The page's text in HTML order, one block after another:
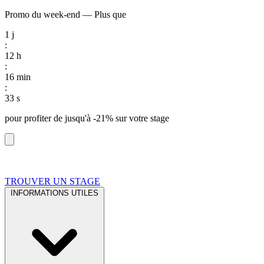
Promo du week-end — Plus que
1 j
:
12 h
:
16 min
:
33 s
pour profiter de jusqu'à -21% sur votre stage
TROUVER UN STAGE
INFORMATIONS UTILES